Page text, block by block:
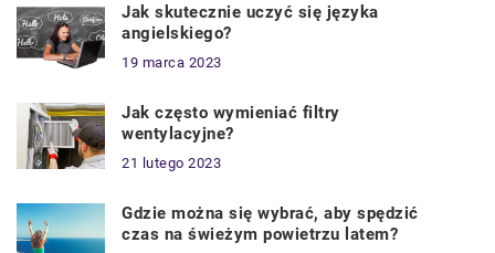
Jak skutecznie uczyć się języka
angielskiego?
19 marca 2023
Jak często wymieniać filtry
wentylacyjne?
21 lutego 2023
Gdzie można się wybrać, aby spędzić
czas na świeżym powietrzu latem?